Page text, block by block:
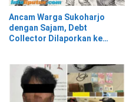
Ancam Warga Sukoharjo
dengan Sajam, Debt
Collector Dilaporkan ke